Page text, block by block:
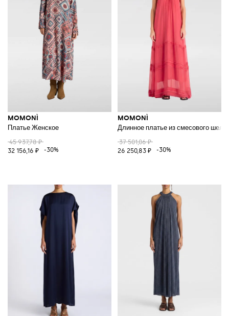
MOMONÌ
Платье Женское
45 937,78 ₽
32 156,16 ₽
-30%
MOMONÌ
Длинное платье из смесового
37 501,06 ₽
26 250,83 ₽
-30%